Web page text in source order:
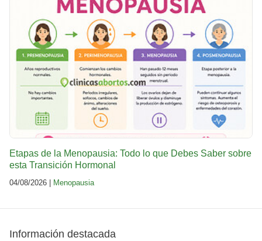
Etapas de la Menopausia: Todo lo que Debes Saber sobre
esta Transición Hormonal
04/08/2026 | Menopausia
Información destacada